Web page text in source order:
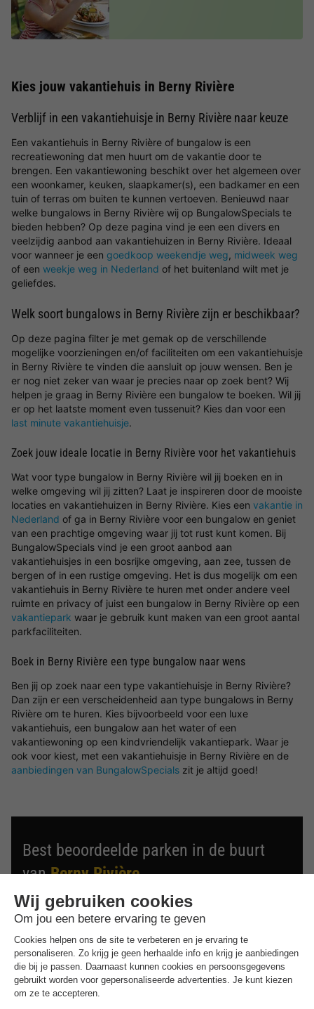
Kies jouw vakantiehuis in Berny Rivière
Verblijf in een vakantiehuisje in Berny Rivière naar keuze
Een vakantiehuis in Berny Rivière of bungalow is een
recreatiewoning dat men huurt om de vakantie door te
brengen. Een vakantiewoning beschikt over het algemeen over
een woonkamer, keuken, slaapkamer(s), een badkamer en een
tuin of terras om buiten te kunnen vertoeven. Benieuwd naar
welke bungalows in Berny Rivière wij op BungalowSpecials te
bieden hebben? Op deze pagina vind je een een divers en
veelzijdig aanbod aan vakantiehuizen in Berny Rivière. Ideaal
voor wanneer je een goedkoop weekendje weg, midweek weg
of een weekje weg in Nederland of het buitenland wilt met je
geliefdes.
Welk soort bungalows in Berny Rivière zijn er beschikbaar?
Op deze pagina filter je met gemak op de verschillende
mogelijke voorzieningen en/of faciliteiten om een vakantiehuisje
in Berny Rivière te vinden die aansluit op jouw wensen. Ben je
er nog niet zeker van waar je precies naar op zoek bent? Wij
helpen je graag in Berny Rivière een bungalow te boeken. Wil jij
er op het laatste moment even tussenuit? Kies dan voor een
last minute vakantiehuisje.
Zoek jouw ideale locatie in Berny Rivière voor het vakantiehuis
Wat voor type bungalow in Berny Rivière wil jij boeken en in
welke omgeving wil jij zitten? Laat je inspireren door de mooiste
locaties en vakantiehuizen in Berny Rivière. Kies een vakantie in
Nederland of ga in Berny Rivière voor een bungalow en geniet
van een prachtige omgeving waar jij tot rust kunt komen. Bij
BungalowSpecials vind je een groot aanbod aan
vakantiehuisjes in een bosrijke omgeving, aan zee, tussen de
bergen of in een rustige omgeving. Het is dus mogelijk om een
vakantiehuis in Berny Rivière te huren met onder andere veel
ruimte en privacy of juist een bungalow in Berny Rivière op een
vakantiepark waar je gebruik kunt maken van een groot aantal
parkfaciliteiten.
Boek in Berny Rivière een type bungalow naar wens
Ben jij op zoek naar een type vakantiehuisje in Berny Rivière?
Dan zijn er een verscheidenheid aan type bungalows in Berny
Rivière om te huren. Kies bijvoorbeeld voor een luxe
vakantiehuis, een bungalow aan het water of een
vakantiewoning op een kindvriendelijk vakantiepark. Waar je
ook voor kiest, met een vakantiehuisje in Berny Rivière en de
aanbiedingen van BungalowSpecials zit je altijd goed!
Best beoordeelde parken in de buurt
vanBerny Rivière.
Ontdek de selectie van parken in de buurt van Berny
Rivière die door onze gasten als beste zijn beoordeeld